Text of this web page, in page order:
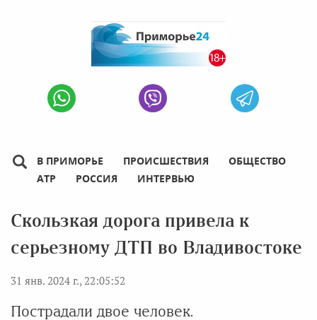
В ПРИМОРЬЕ ПРОИСШЕСТВИЯ
ОБЩЕСТВО
АТР
РОССИЯ ИНТЕРВЬЮ
Скользкая дорога привела к
серьезному ДТП во Владивостоке
31 янв. 2024 г., 22:05:52
Пострадали двое человек.